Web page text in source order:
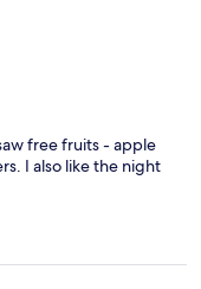
free fruits - apple
I also like the night